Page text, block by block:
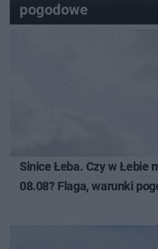
pogodowe
Sinice Łeba. Czy w Łebie
08.08? Flaga, warunki